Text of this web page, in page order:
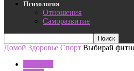
Психология
Отношения
Саморазвитие
Домой Здоровье Спорт Выбирай